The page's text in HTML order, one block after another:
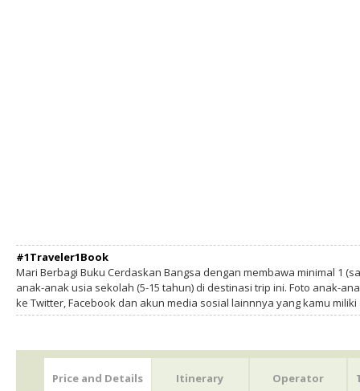
#1Traveler1Book
Mari Berbagi Buku Cerdaskan Bangsa dengan membawa minimal 1
anak-anak usia sekolah (5-15 tahun) di destinasi trip ini. Foto anak-
ke Twitter, Facebook dan akun media sosial lainnnya yang kamu
Price and Details Itinerary Operator